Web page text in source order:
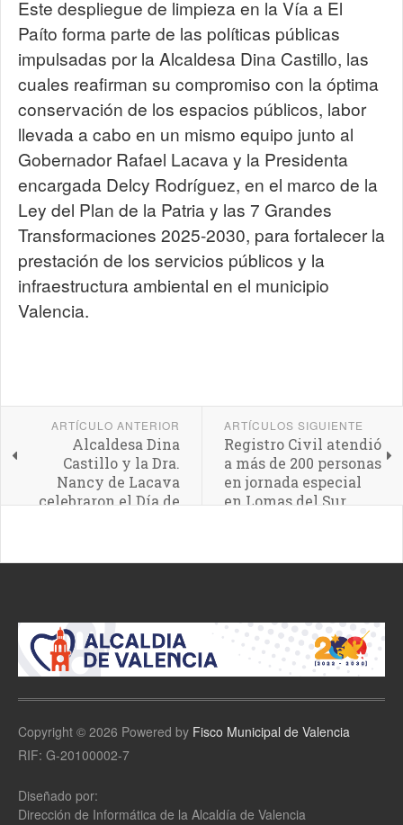
Este despliegue de limpieza en la Vía a El
Paíto forma parte de las políticas públicas
impulsadas por la Alcaldesa Dina Castillo, las
cuales reafirman su compromiso con la óptima
conservación de los espacios públicos, labor
llevada a cabo en un mismo equipo junto al
Gobernador Rafael Lacava y la Presidenta
encargada Delcy Rodríguez, en el marco de la
Ley del Plan de la Patria y las 7 Grandes
Transformaciones 2025-2030, para fortalecer la
prestación de los servicios públicos y la
infraestructura ambiental en el municipio
Valencia.
ARTÍCULO ANTERIOR
Alcaldesa Dina
Castillo y la Dra.
Nancy de Lacava
celebraron el Día de
ARTÍCULOS SIGUIENTE
Registro Civil atendió
a más de 200 personas
en jornada especial
en Lomas del Sur
Copyright © 2026 Powered by Fisco Municipal de Valencia
RIF: G-20100002-7
Diseñado por:
Dirección de Informática de la Alcaldía de Valencia